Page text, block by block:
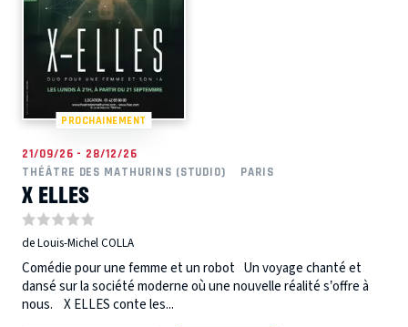
PROCHAINEMENT
21/09/26 - 28/12/26
THÉÂTRE DES MATHURINS (STUDIO)
PARIS
X ELLES
de Louis-Michel COLLA
Comédie pour une femme et un robot Un voyage chanté et
dansé sur la société moderne où une nouvelle réalité s’offre à
nous. X ELLES conte les...